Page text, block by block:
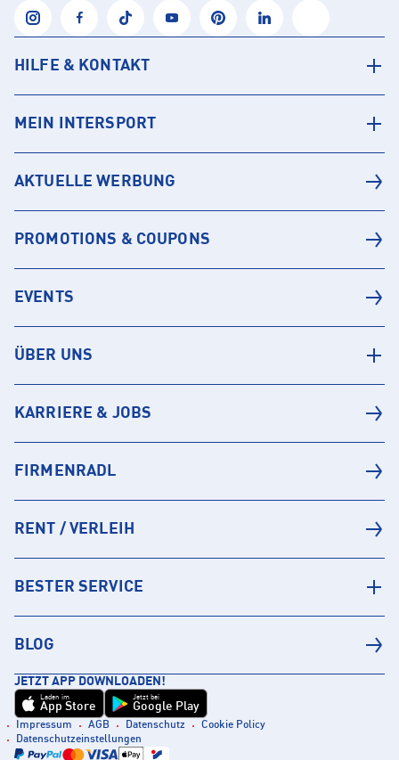
HILFE & KONTAKT
MEIN INTERSPORT
AKTUELLE WERBUNG
PROMOTIONS & COUPONS
EVENTS
ÜBER UNS
KARRIERE & JOBS
FIRMENRADL
RENT / VERLEIH
BESTER SERVICE
BLOG
JETZT APP DOWNLOADEN!
Laden im
App Store
Jetzt bei
Google Play
Impressum AGB Datenschutz
Cookie Policy
Datenschutzeinstellungen